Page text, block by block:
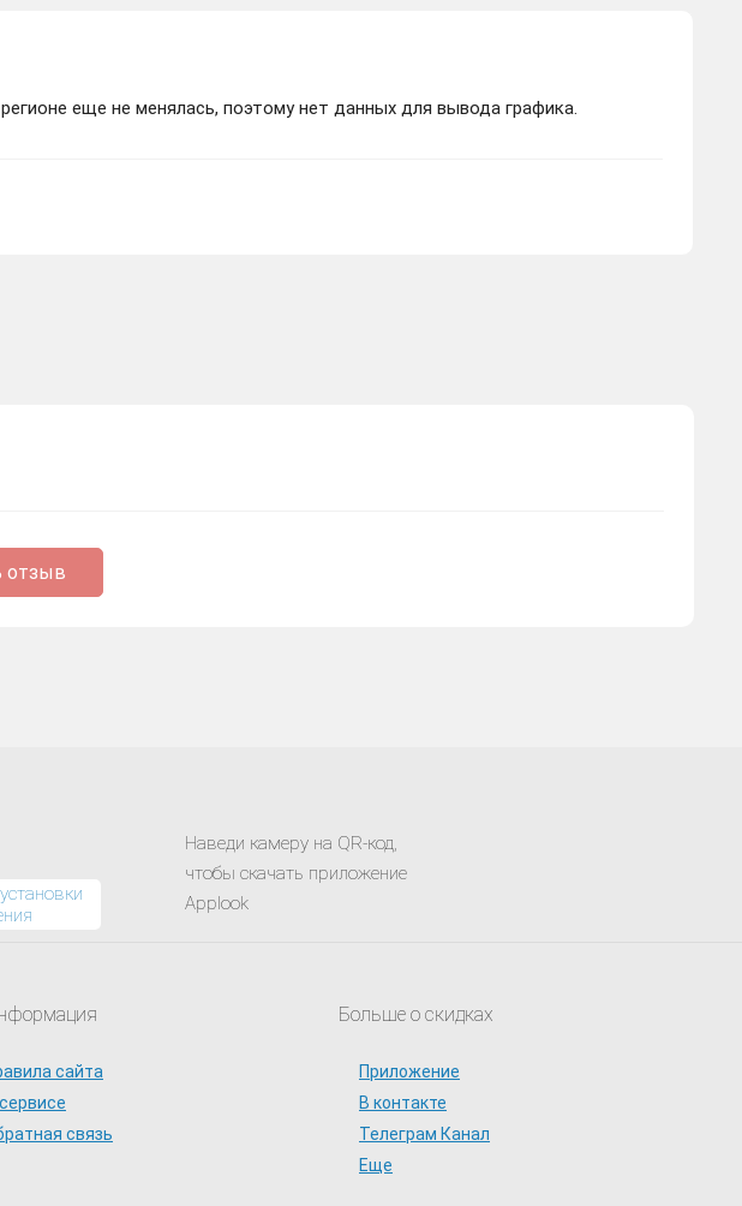
еще не менялась, поэтому нет данных для вывода графика.
отзыв
Наведи камеру на QR-код,
чтобы скачать приложение
Applook
сайта
связь
Больше о скидках
Приложение
В контакте
Телеграм Канал
Еще